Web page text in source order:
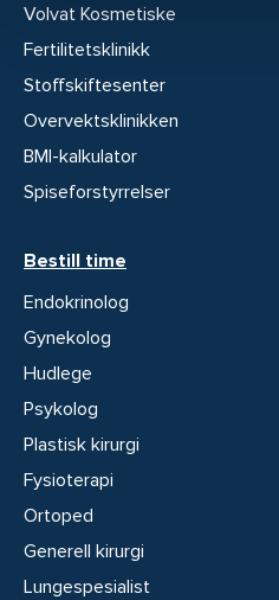
Volvat Kosmetiske
Fertilitetsklinikk
Stoffskiftesenter
Overvektsklinikken
BMI-kalkulator
Spiseforstyrrelser
Bestill time
Endokrinolog
Gynekolog
Hudlege
Psykolog
Plastisk kirurgi
Fysioterapi
Ortoped
Generell kirurgi
Lungespesialist